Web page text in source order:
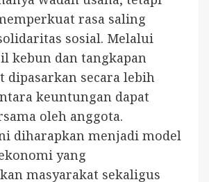
rasa saling
sosial. Melalui
kebun dan tangkapan
dipasarkan secara lebih
keuntungan dapat
oleh anggota.
diharapkan menjadi model
yang
masyarakat sekaligus